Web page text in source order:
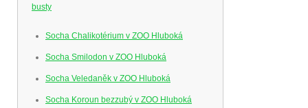
busty
Socha Chalikotérium v ZOO Hluboká
Socha Smilodon v ZOO Hluboká
Socha Veledaněk v ZOO Hluboká
Socha Koroun bezzubý v ZOO Hluboká